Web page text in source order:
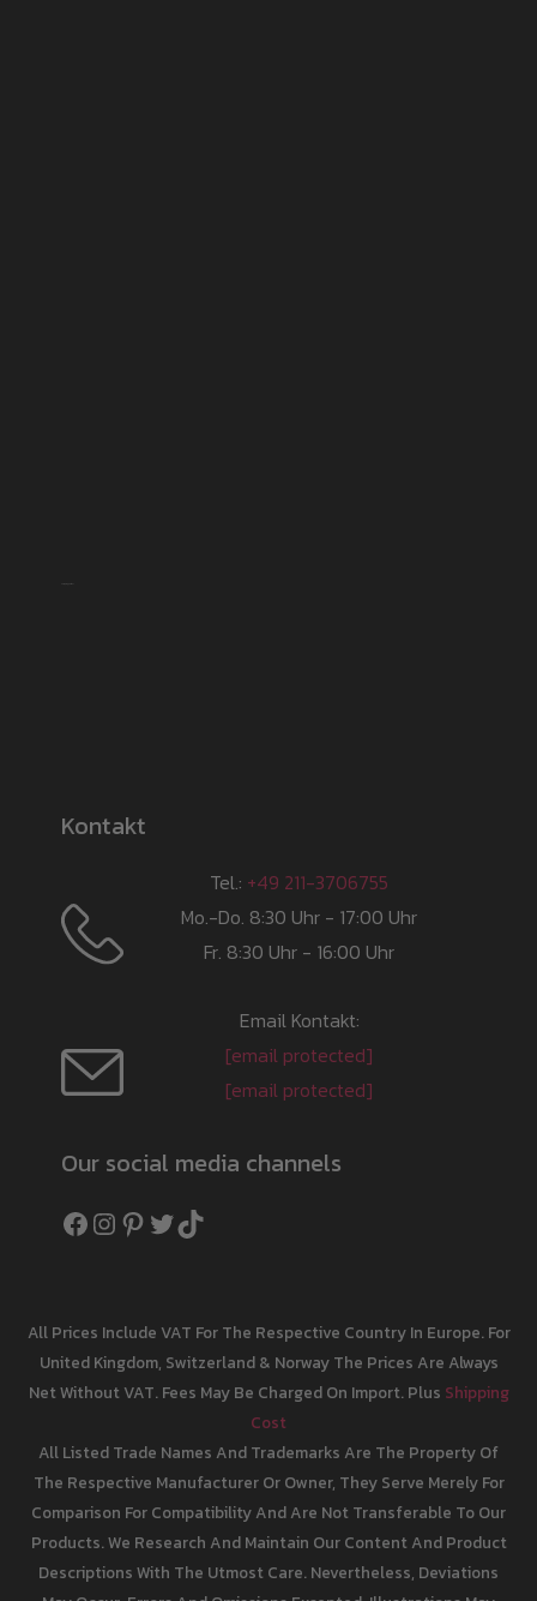
Kontakt
Tel.: +49 211-3706755
Mo.-Do. 8:30 Uhr - 17:00 Uhr
Fr. 8:30 Uhr - 16:00 Uhr
Email Kontakt:
[email protected]
[email protected]
Our social media channels
Facebook
Instagram
Pinterest
Twitter
TikTok
All Prices Include VAT For The Respective Country In Europe. For
United Kingdom, Switzerland & Norway The Prices Are Always
Net Without VAT. Fees May Be Charged On Import. Plus Shipping
Cost
All Listed Trade Names And Trademarks Are The Property Of
The Respective Manufacturer Or Owner, They Serve Merely For
Comparison For Compatibility And Are Not Transferable To Our
Products. We Research And Maintain Our Content And Product
Descriptions With The Utmost Care. Nevertheless, Deviations